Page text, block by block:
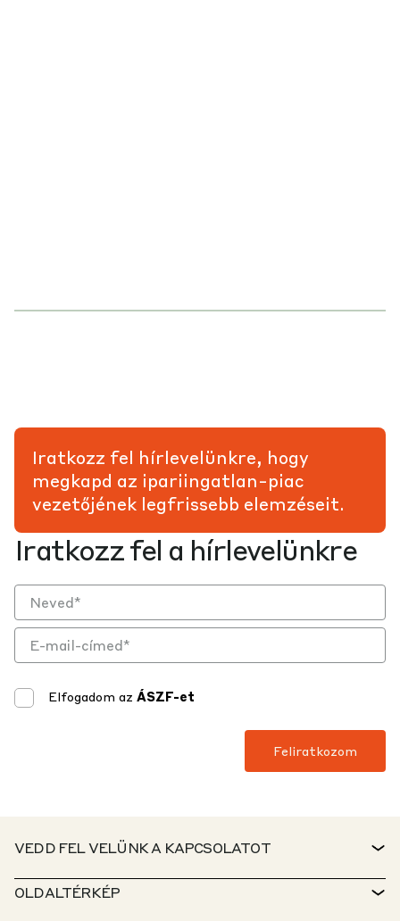
Iratkozz fel a hírlevelünkre
Elfogadom az ÁSZF-et
Iratkozz fel hírlevelünkre, hogy
megkapd az ipariingatlan-piac
vezetőjének legfrissebb elemzéseit.
VEDD FEL VELÜNK A KAPCSOLATOT
KAPCSOLAT
OLDALTÉRKÉP